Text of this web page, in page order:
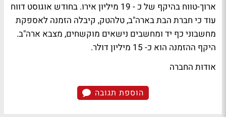
ארוך-טווח בהיקף של כ - 19 מיליון אירו. בחודש אוגוסט דווח
עוד כי חברת הבת בארה"ב, טלהטק, קיבלה הזמנה לאספקת
מחשבוני כף יד ומחשבים נישאים מוקשחים, מצבא ארה"ב.
היקף ההזמנה הוא כ- 15 מיליון דולר.
אודות החברה
הוספת תגובה